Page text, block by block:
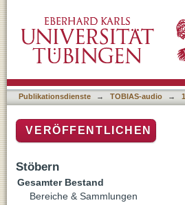
Publikationsdienste → TOBIAS-audio →
VERÖFFENTLICHEN
Stöbern
Gesamter Bestand
Bereiche & Sammlungen